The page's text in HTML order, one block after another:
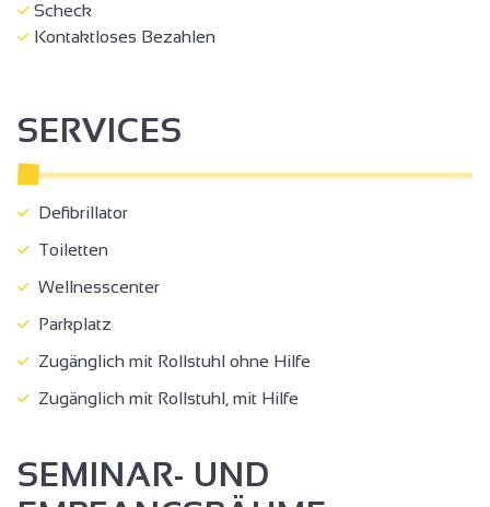
Scheck
Kontaktloses Bezahlen
SERVICES
Defibrillator
Toiletten
Wellnesscenter
Parkplatz
Zugänglich mit Rollstuhl ohne Hilfe
Zugänglich mit Rollstuhl, mit Hilfe
SEMINAR- UND